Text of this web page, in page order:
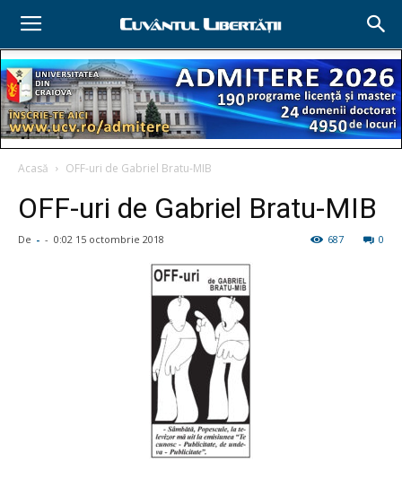
Acasă OFF-uri de Gabriel Bratu-MIB
OFF-uri de Gabriel Bratu-MIB
De - - 0:02 15 octombrie 2018 0
687